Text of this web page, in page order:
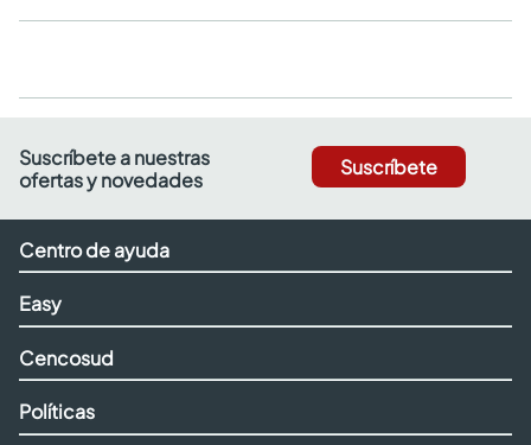
Suscríbete a nuestras
ofertas y novedades
Suscríbete
Centro de ayuda
Easy
Cencosud
Políticas